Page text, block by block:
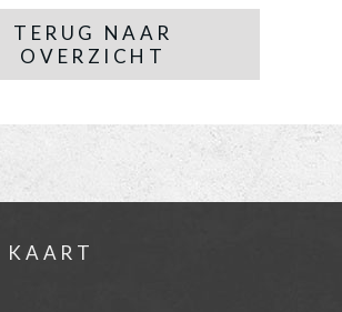
TERUG NAAR
OVERZICHT
KAART